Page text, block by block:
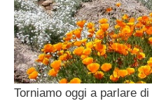
Torniamo oggi a parlare di